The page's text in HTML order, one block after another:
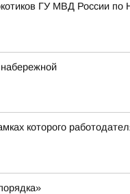
ГУ МВД России по
которого